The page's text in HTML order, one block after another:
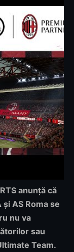
anunță că
și AS Roma se
nu va
sau
Team.